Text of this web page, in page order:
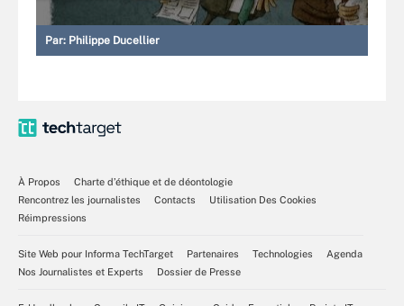
Par: Philippe Ducellier
À Propos
Charte d’éthique et de déontologie
Rencontrez les journalistes
Contacts
Utilisation Des Cookies
Réimpressions
Site Web pour Informa TechTarget Partenaires Technologies
Agenda
Nos Journalistes et Experts
Dossier de Presse